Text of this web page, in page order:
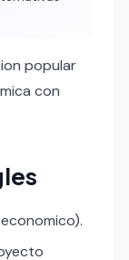
popular
con